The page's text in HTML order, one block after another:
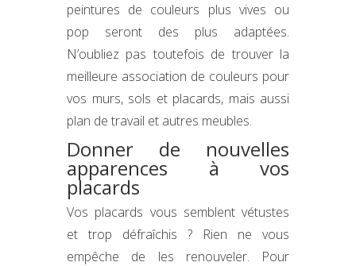
peintures de couleurs plus vives ou
pop seront des plus adaptées.
N’oubliez pas toutefois de trouver la
meilleure association de couleurs pour
vos murs, sols et placards, mais aussi
plan de travail et autres meubles.
Donner de nouvelles
apparences à vos
placards
Vos placards vous semblent vétustes
et trop défraîchis ? Rien ne vous
empêche de les renouveler. Pour